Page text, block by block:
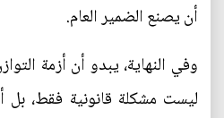
أن يصنع الضمير العام.
وفي النهاية، يبدو أن أزمة
ليست مشكلة قانونية فقط،